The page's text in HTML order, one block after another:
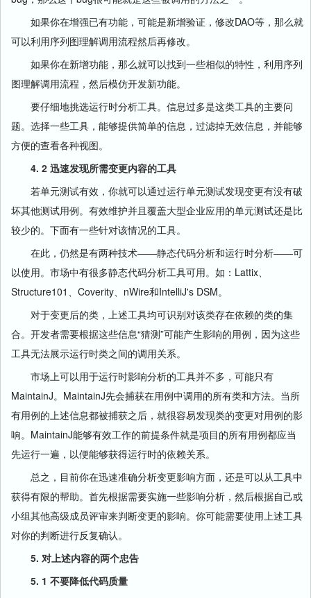
如果你在增强已有功能，可能是新增验证，修改DAO等，那么就
可以利用序列图理解调用流程然后再修改。
如果你在新增功能，那么就可以找到一些相似的特性，利用序列
图理解调用流程，然后模仿开发新功能。
要仔细地挑选运行时分析工具。信息过多是这类工具的主要问
题。选择一些工具，能够提供简单的信息，过滤掉无效信息，并能够
方便的查看各种视图。
4. 2 迅速发现所需变更内容的工具
若单元测试有效，你就可以通过运行单元测试发现变更有没有破
坏其他测试用例。有效维护并且覆盖大型企业应用的单元测试还是比
较少的。下面有一些针对该情况的工具。
在此，仍然是有两种技术——静态代码分析和运行时分析——可
以使用。市场中有很多静态代码分析工具可用。如：Lattix、
Structure101、Coverity、nWire和IntelliJ's DSM。
对于变更后的类，上述工具均可识别对该类存在依赖的类的集
合。开发者需要根据这些信息“猜测”可能产生影响的用例，因为这些
工具无法展示运行时类之间的调用关系。
市场上可以用于运行时影响分析的工具并不多，可能只有
MaintainJ。MaintainJ先会捕获在用例中调用的所有类和方法。当所
有用例的上述信息都被捕获之后，就很容易发现类的变更对用例的影
响。MaintainJ能够有效工作的前提条件就是项目的所有用例都应当
先运行一遍，以便能够获得运行时的依赖关系。
总之，目前你在迅速准确分析变更影响方面，还是可以从工具中
获得有限的帮助。首先根据需要实施一些影响分析，然后根据自己或
小组其他高级成员评审来判断变更的影响。你可能需要使用上述工具
对你的判断进行反复确认。
5. 对上述内容的两个忠告
5. 1 不要降低代码质量